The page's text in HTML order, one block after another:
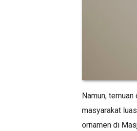
Namun,
masyarakat
ornamen di